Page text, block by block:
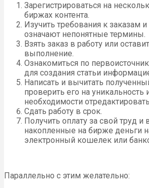
Зарегистрироваться на
биржах контента.
Изучить требования к заказам
означают непонятные термины.
Взять заказ в работу или
выполнение.
Ознакомиться по
для создания статьи
Написать и вычитать
проверить его на уникальность
необходимости
Сдать работу в срок.
Получить оплату за свой труд и
накопленные на бирже деньги
электронный кошелек или
Параллельно с этим желательно: